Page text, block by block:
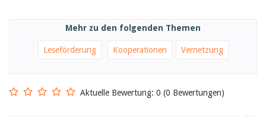
Mehr zu den folgenden Themen
Leseförderung Kooperationen Vernetzung
Aktuelle Bewertung: 0 (0 Bewertungen)